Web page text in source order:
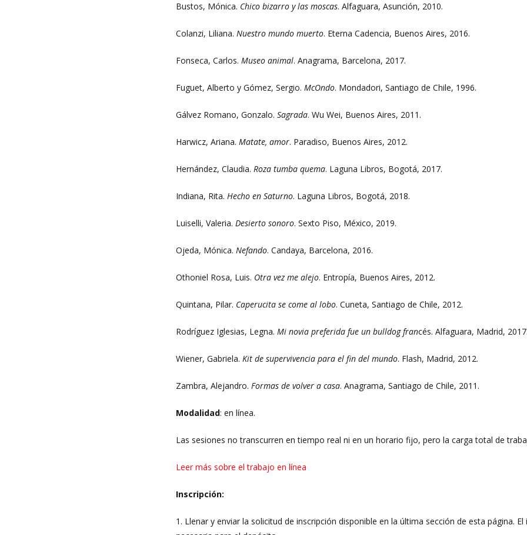
Bustos, Mónica. Chico bizarro y las moscas. Alfaguara, Asunción, 2010.
Colanzi, Liliana.Nuestro mundo muerto. Eterna Cadencia, Buenos Aires, 2016.
Fonseca, Carlos.Museo animal. Anagrama, Barcelona, 2017.
Fuguet, Alberto y Gómez, Sergio.McOndo. Mondadori, Santiago de Chile, 1996.
Gálvez Romano, Gonzalo.Sagrada. Wu Wei, Buenos Aires, 2011.
Harwicz, Ariana.Matate, amor. Paradiso, Buenos Aires, 2012.
Hernández, Claudia.Roza tumba quema. Laguna Libros, Bogotá, 2017.
Indiana, Rita.Hecho en Saturno. Laguna Libros, Bogotá, 2018.
Luiselli, Valeria.Desierto sonoro. Sexto Piso, México, 2019.
Ojeda, Mónica.Nefando. Candaya, Barcelona, 2016.
Othoniel Rosa, Luis. Otra vez me alejo. Entropía, Buenos Aires, 2012.
Quintana, Pilar. Caperucita se come al lobo. Cuneta, Santiago de Chile, 2012.
Rodríguez Iglesias, Legna.Mi novia preferida fue un bulldog francés. Alfaguara, Madrid, 2017.
Wiener, Gabriela.Kit de supervivencia para el fin del mundo. Flash, Madrid, 2012.
Zambra, Alejandro.Formas de volver a casa. Anagrama, Santiago de Chile, 2011.
Modalidad: en línea.
Las sesiones no transcurren en tiempo real ni en un horario fijo, pero la carga total de
Leer más sobre el trabajo en línea
Inscripción:
1. Llenar y enviar la solicitud de inscripción disponible en la última sección de esta página.